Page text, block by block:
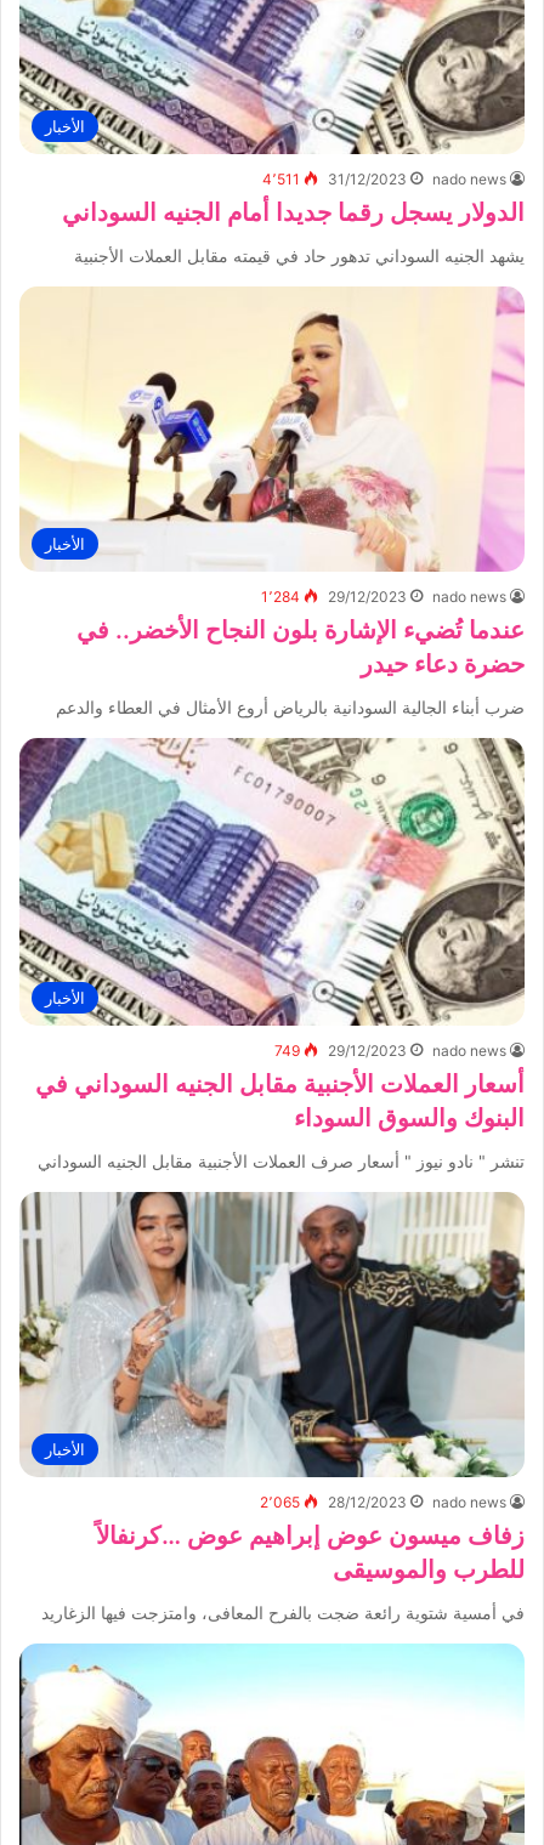
الأخبار
nado news
31/12/2023 4٬511
الدولار يسجل رقما جديدا أمام الجنيه السوداني
يشهد الجنيه السوداني تدهور حاد في قيمته مقابل العملات الأجنبية
الأخبار
nado news
29/12/2023 1٬284
عندما تُضيء الإشارة بلون النجاح الأخضر.. في
حضرة دعاء حيدر
ضرب أبناء الجالية السودانية بالرياض أروع الأمثال في العطاء والدعم
الأخبار
nado news
29/12/2023
749
أسعار العملات الأجنبية مقابل الجنيه السوداني في
البنوك والسوق السوداء
تنشر " نادو نيوز " أسعار صرف العملات الأجنبية مقابل الجنيه السوداني
الأخبار
nado news
28/12/2023 2٬065
زفاف ميسون عوض إبراهيم عوض …كرنفالاً
للطرب والموسيقى
في أمسية شتوية رائعة ضجت بالفرح المعافى، وامتزجت فيها الزغاريد